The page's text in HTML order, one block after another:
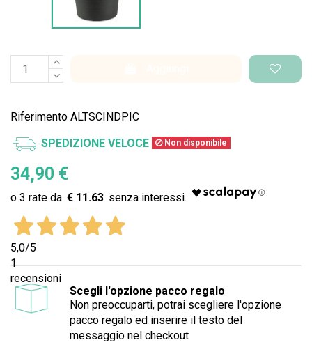
Riferimento ALTSCINDPIC
SPEDIZIONE VELOCE Non disponibile
34,90 €
€ 11.63
5,0/5
1
recensioni
Scegli l'opzione pacco regalo
Non preoccuparti, potrai scegliere l'opzione
pacco regalo ed inserire il testo del
messaggio nel checkout